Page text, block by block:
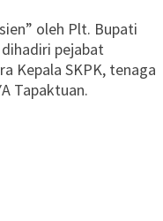
oleh Plt. Bupati
pejabat
Kepala SKPK, tenaga
Tapaktuan.